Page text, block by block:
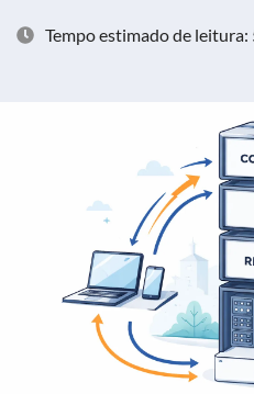
Tempo estimado de